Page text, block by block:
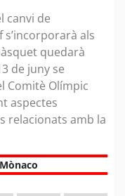
canvi de
s’incorporarà als
quedarà
de juny se
Comitè Olímpic
aspectes
relacionats amb la
Mònaco